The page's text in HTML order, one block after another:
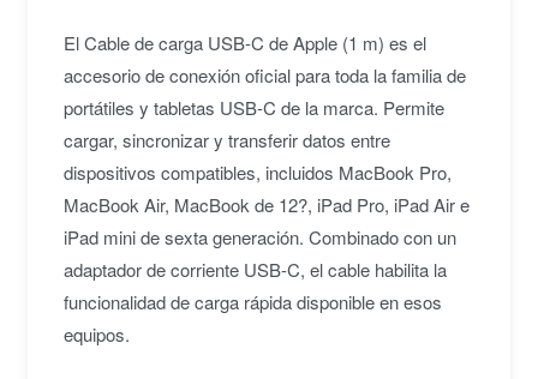
El Cable de carga USB-C de Apple (1 m) es el
accesorio de conexión oficial para toda la familia de
portátiles y tabletas USB-C de la marca. Permite
cargar, sincronizar y transferir datos entre
dispositivos compatibles, incluidos MacBook Pro,
MacBook Air, MacBook de 12?, iPad Pro, iPad Air e
iPad mini de sexta generación. Combinado con un
adaptador de corriente USB-C, el cable habilita la
funcionalidad de carga rápida disponible en esos
equipos.